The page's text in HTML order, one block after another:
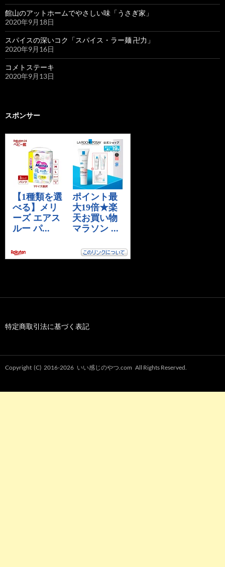
館山のアットホームでやさしい味「うさぎ家」
2020年9月18日
スパイスの深いコク「スパイス・ラー麺 卍力」
2020年9月16日
コメトステーキ
2020年9月13日
スポンサー
特定商取引法に基づく表記
Copyright (C) 2016-2026 いい感じのやつ.com All Rights Reserved.